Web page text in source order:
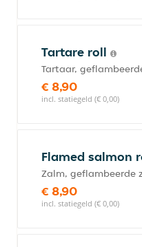
Tartare roll
Tartaar,
€ 8,90
incl. statiegeld (€ 0,00)
Flamed salmon
Zalm, geflambeerde
€ 8,90
incl. statiegeld (€ 0,00)